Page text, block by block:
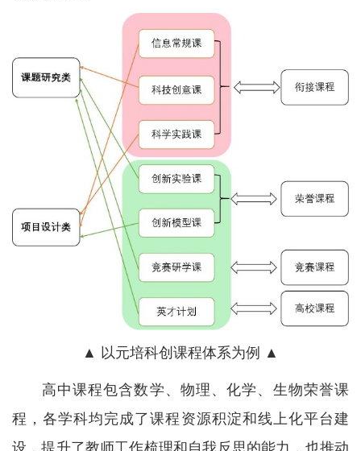
▲ 以元培科创课程体系为例 ▲
高中课程包含数学、物理、化学、生物荣誉课
程，各学科均完成了课程资源积淀和线上化平台建
设，提升了教师工作梳理和自我反思的能力，也推动